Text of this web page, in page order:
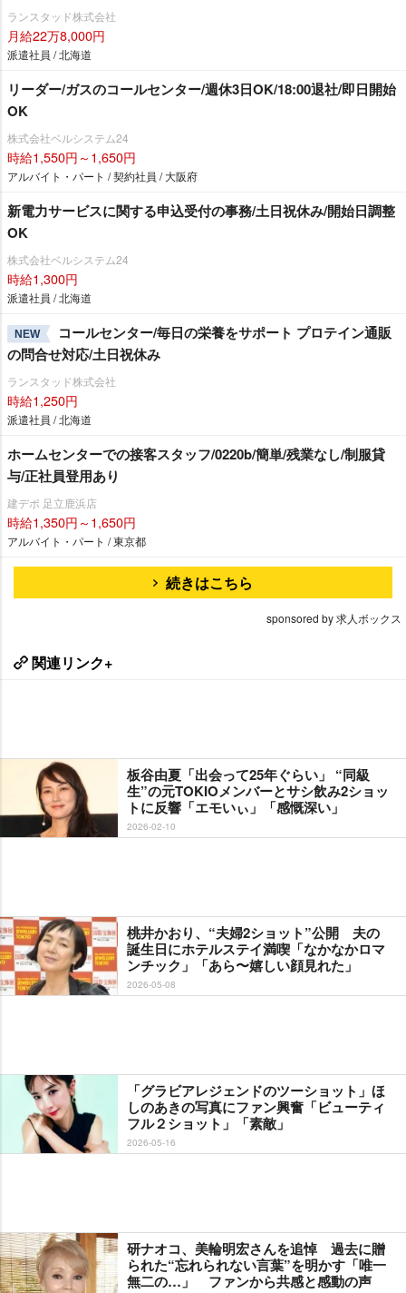
ランスタッド株式会社
月給22万8,000円
派遣社員 / 北海道
リーダー/ガスのコールセンター/週休3日OK/18:00退社/即日開始
OK
株式会社ベルシステム24
時給1,550円～1,650円
アルバイト・パート / 契約社員 / 大阪府
新電力サービスに関する申込受付の事務/土日祝休み/開始日調整
OK
株式会社ベルシステム24
時給1,300円
派遣社員 / 北海道
NEW
コールセンター/毎日の栄養をサポート プロテイン通販
の問合せ対応/土日祝休み
ランスタッド株式会社
時給1,250円
派遣社員 / 北海道
ホームセンターでの接客スタッフ/0220b/簡単/残業なし/制服貸
与/正社員登用あり
建デポ 足立鹿浜店
時給1,350円～1,650円
アルバイト・パート / 東京都
続きはこちら
sponsored by 求人ボックス
関連リンク+
板谷由夏「出会って25年ぐらい」 “同級
生”の元TOKIOメンバーとサシ飲み2ショッ
トに反響「エモいぃ」「感慨深い」
2026-02-10
桃井かおり、“夫婦2ショット”公開 夫の
誕生日にホテルステイ満喫「なかなかロマ
ンチック」「あら〜嬉しい顔見れた」
2026-05-08
「グラビアレジェンドのツーショット」ほ
しのあきの写真にファン興奮「ビューティ
フル２ショット」「素敵」
2026-05-16
研ナオコ、美輪明宏さんを追悼 過去に贈
られた“忘れられない言葉”を明かす「唯一
無二の…」 ファンから共感と感動の声